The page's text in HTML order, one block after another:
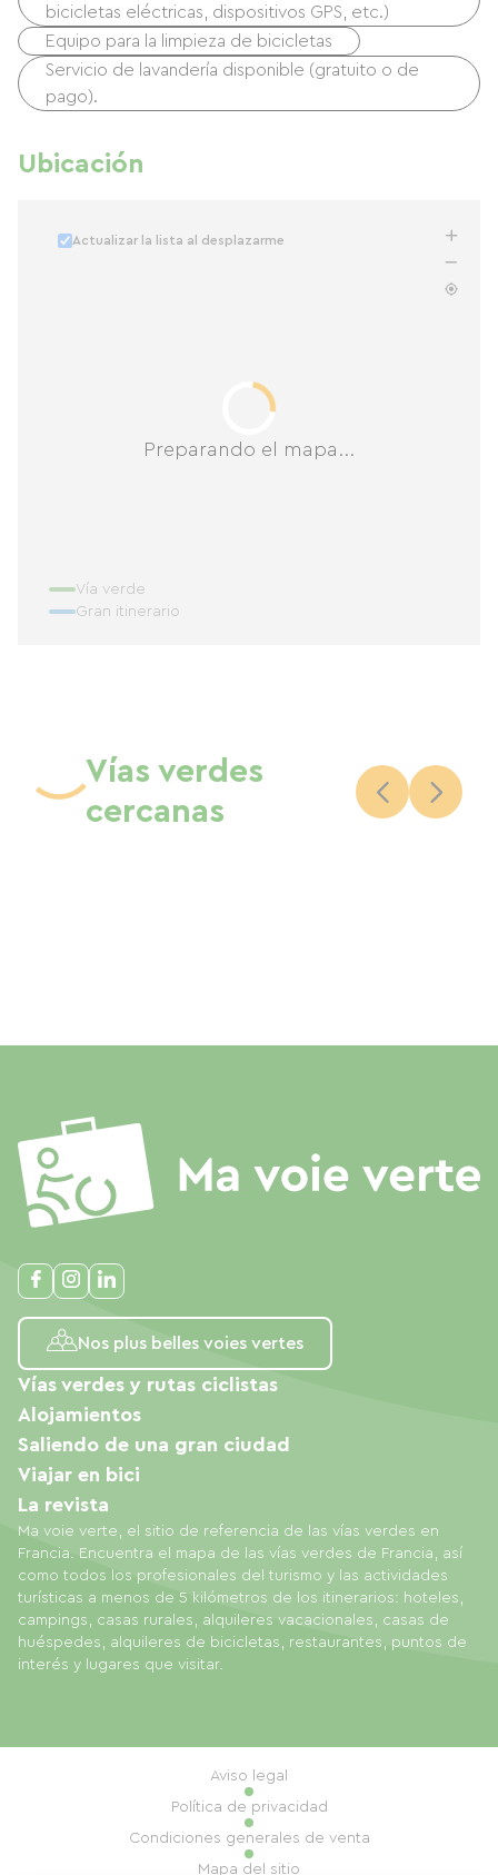
bicicletas eléctricas, dispositivos GPS, etc.)
Equipo para la limpieza de bicicletas
Servicio de lavandería disponible (gratuito o de
pago).
Ubicación
Preparando el mapa...
Actualizar la lista al desplazarme
Vía verde
Gran itinerario
Vías verdes
cercanas
Nos plus belles voies vertes
Ma voie verte, el sitio de referencia de las vías verdes en
Francia. Encuentra el mapa de las vías verdes de Francia, así
como todos los profesionales del turismo y las actividades
turísticas a menos de 5 kilómetros de los itinerarios: hoteles,
campings, casas rurales, alquileres vacacionales, casas de
huéspedes, alquileres de bicicletas, restaurantes, puntos de
interés y lugares que visitar.
Vías verdes y rutas ciclistas
Alojamientos
Saliendo de una gran ciudad
Viajar en bici
La revista
Aviso legal
Política de privacidad
Condiciones generales de venta
Mapa del sitio